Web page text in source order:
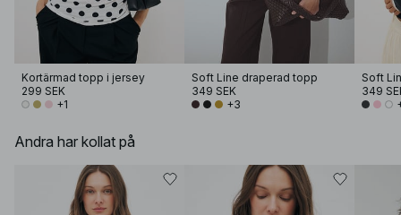
Kortärmad topp i jersey
299 SEK
+1
Soft Line draperad topp
349 SEK
+3
349
Andra har kollat på